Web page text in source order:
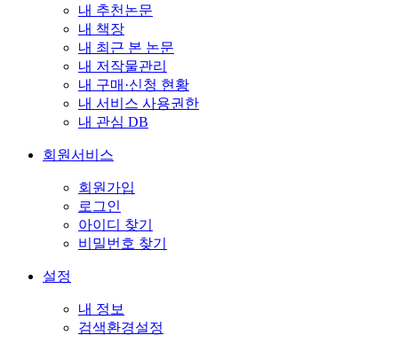
내 추천논문
내 책장
내 최근 본 논문
내 저작물관리
내 구매·신청 현황
내 서비스 사용권한
내 관심 DB
회원서비스
회원가입
로그인
아이디 찾기
비밀번호 찾기
설정
내 정보
검색환경설정